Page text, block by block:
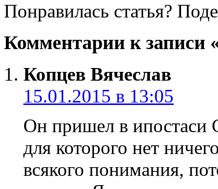
Понравилась статья?
Комментарии к
Копцев Вячеслав
15.01.2015 в 13:05
Он пришел в ипостаси
для которого нет
всякого понимания,